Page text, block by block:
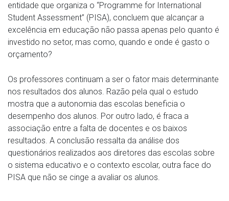
entidade que organiza o “Programme for International
Student Assessment” (PISA), concluem que alcançar a
excelência em educação não passa apenas pelo quanto é
investido no setor, mas como, quando e onde é gasto o
orçamento?
Os professores continuam a ser o fator mais determinante
nos resultados dos alunos. Razão pela qual o estudo
mostra que a autonomia das escolas beneficia o
desempenho dos alunos. Por outro lado, é fraca a
associação entre a falta de docentes e os baixos
resultados. A conclusão ressalta da análise dos
questionários realizados aos diretores das escolas sobre
o sistema educativo e o contexto escolar, outra face do
PISA que não se cinge a avaliar os alunos.